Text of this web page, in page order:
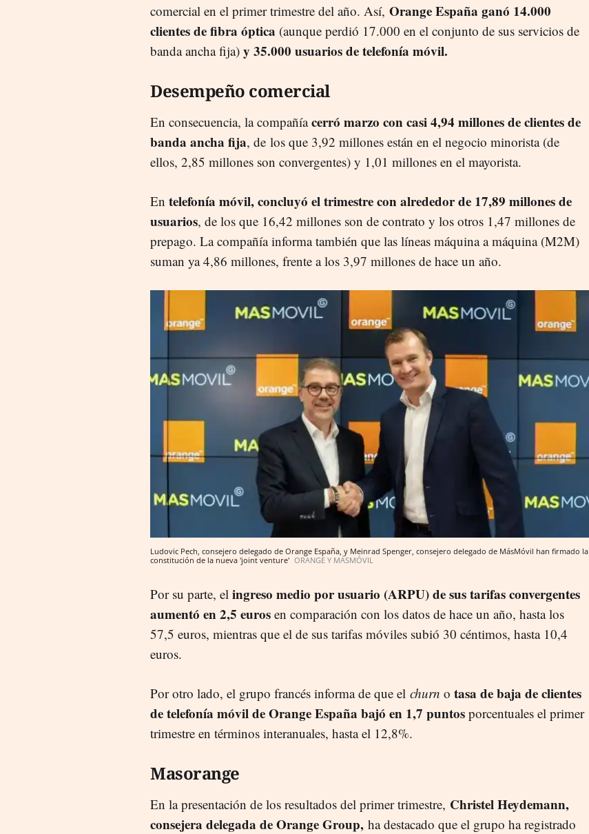
comercial en el primer trimestre del año. Así, Orange España ganó 14.000
clientes de fibra óptica (aunque perdió 17.000 en el conjunto de sus servicios de
banda ancha fija) y 35.000 usuarios de telefonía móvil.
Desempeño comercial
En consecuencia, la compañíacerró marzo con casi 4,94 millones de clientes de
banda ancha fija, de los que 3,92 millones están en el negocio minorista (de
ellos, 2,85 millones son convergentes) y 1,01 millones en el mayorista.
En telefonía móvil, concluyó el trimestre con alrededor de 17,89 millones de
usuarios, de los que 16,42 millones son de contrato y los otros 1,47 millones de
prepago. La compañía informa también que las líneas máquina a máquina (M2M)
suman ya 4,86 millones, frente a los 3,97 millones de hace un año.
Ludovic Pech, consejero delegado de Orange España, y Meinrad Spenger, consejero delegado de MásMóvil han firmado la
constitución de la nueva 'joint venture' ORANGE Y MÁSMÓVIL
Por su parte, el ingreso medio por usuario (ARPU) de sus tarifas convergentes
aumentó en 2,5 euros en comparación con los datos de hace un año, hasta los
57,5 euros, mientras que el de sus tarifas móviles subió 30 céntimos, hasta 10,4
euros.
Por otro lado, el grupo francés informa de que el churn o tasa de baja de clientes
de telefonía móvil de Orange España bajó en 1,7 puntos porcentuales el primer
trimestre en términos interanuales, hasta el 12,8%.
Masorange
En la presentación de los resultados del primer trimestre, Christel Heydemann,
consejera delegada de Orange Group, ha destacado que el grupo ha registrado